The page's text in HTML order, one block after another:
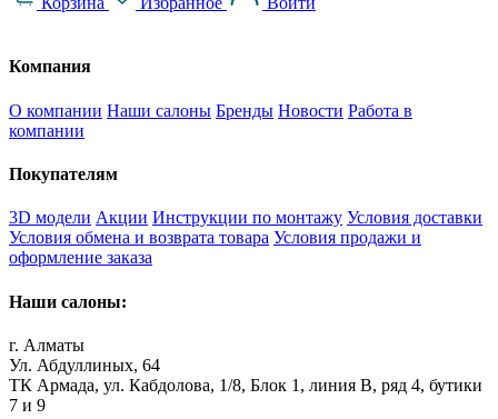
Компания
О компании Наши салоны Бренды Новости Работа в
компании
Покупателям
3D модели Акции Инструкции по монтажу Условия доставки
Условия обмена и возврата товара Условия продажи и
оформление заказа
Наши салоны:
г. Алматы
Ул. Абдуллиных, 64
ТК Армада, ул. Кабдолова, 1/8, Блок 1, линия В, ряд 4, бутики
7 и 9